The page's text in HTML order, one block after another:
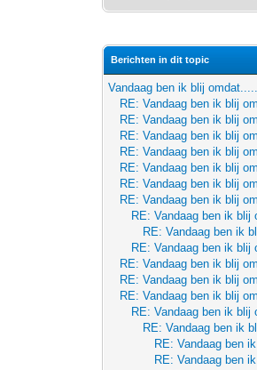
Berichten in dit topic
Vandaag ben ik blij omdat.....
RE: Vandaag ben ik blij
RE: Vandaag ben ik blij
RE: Vandaag ben ik blij
RE: Vandaag ben ik blij
RE: Vandaag ben ik blij
RE: Vandaag ben ik blij
RE: Vandaag ben ik blij
RE: Vandaag ben ik blij
RE: Vandaag ben ik
RE: Vandaag ben ik blij
RE: Vandaag ben ik blij
RE: Vandaag ben ik blij
RE: Vandaag ben ik blij
RE: Vandaag ben ik blij
RE: Vandaag ben ik
RE: Vandaag ben
RE: Vandaag ben